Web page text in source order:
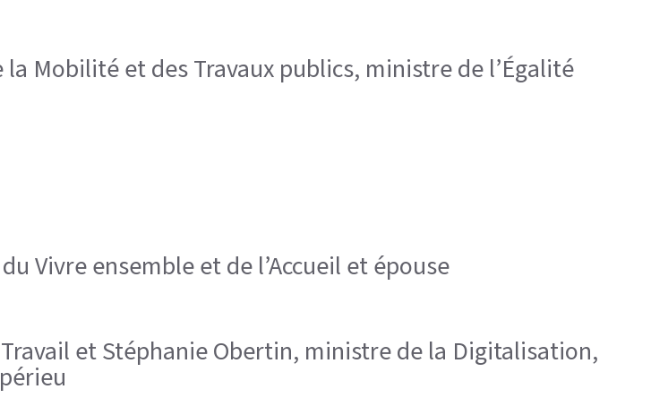
Mobilité et des Travaux publics, ministre de l’Égalité
Vivre ensemble et de l’Accueil et épouse
et Stéphanie Obertin, ministre de la Digitalisation,